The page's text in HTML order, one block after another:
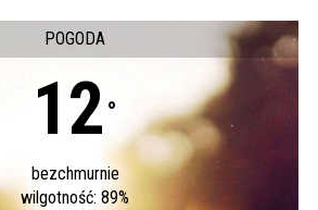
POGODA
12 °
bezchmurnie
wilgotność: 89%